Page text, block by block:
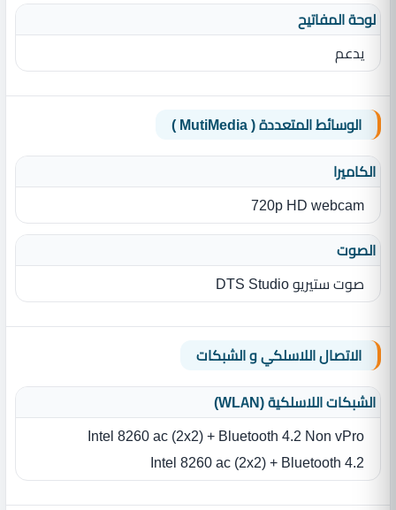
لوحة المفاتيح
يدعم
الوسائط المتعددة ( MutiMedia )
الكاميرا
720p HD webcam
الصوت
صوت ستيريو DTS Studio
الاتصال اللاسلكي و الشبكات
الشبكات اللاسلكية (WLAN)
Intel 8260 ac (2x2) + Bluetooth 4.2 Non vPro
Intel 8260 ac (2x2) + Bluetooth 4.2